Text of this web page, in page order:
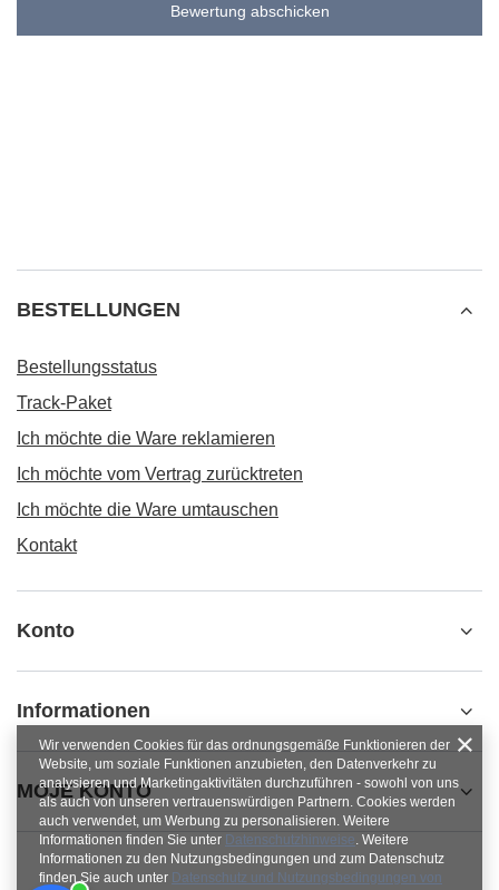
Bewertung abschicken
BESTELLUNGEN
Bestellungsstatus
Track-Paket
Ich möchte die Ware reklamieren
Ich möchte vom Vertrag zurücktreten
Ich möchte die Ware umtauschen
Kontakt
Konto
Informationen
MOJE KONTO
Wir verwenden Cookies für das ordnungsgemäße Funktionieren der
Website, um soziale Funktionen anzubieten, den Datenverkehr zu
analysieren und Marketingaktivitäten durchzuführen - sowohl von uns
als auch von unseren vertrauenswürdigen Partnern. Cookies werden
auch verwendet, um Werbung zu personalisieren. Weitere
Informationen finden Sie unter Datenschutzhinweise. Weitere
Informationen zu den Nutzungsbedingungen und zum Datenschutz
finden Sie auch unter Datenschutz und Nutzungsbedingungen von